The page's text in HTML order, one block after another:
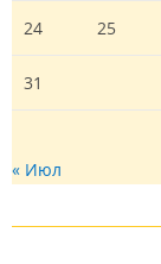
24 25
31
« Июл